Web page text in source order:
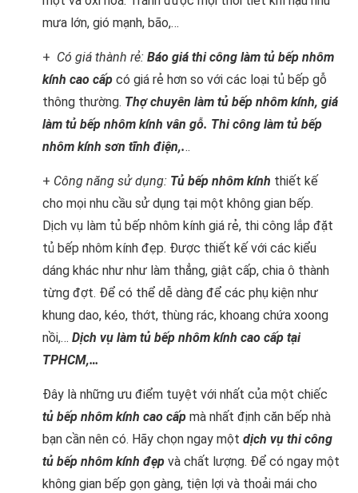
mưa lớn, gió mạnh, bão,…
+ Có giá thành rẻ: Báo giá thi công làm tủ bếp nhôm
kính cao cấp có giá rẻ hơn so với các loại tủ bếp gỗ
thông thường. Thợ chuyên làm tủ bếp nhôm kính, giá
làm tủ bếp nhôm kính vân gỗ. Thi công làm tủ bếp
nhôm kính sơn tĩnh điện,...
+ Công năng sử dụng: Tủ bếp nhôm kính thiết kế
cho mọi nhu cầu sử dụng tại một không gian bếp.
Dịch vụ làm tủ bếp nhôm kính giá rẻ, thi công lắp đặt
tủ bếp nhôm kính đẹp. Được thiết kế với các kiểu
dáng khác như như làm thẳng, giật cấp, chia ô thành
từng đợt. Để có thể dễ dàng để các phụ kiện như
khung dao, kéo, thớt, thùng rác, khoang chứa xoong
nồi,… Dịch vụ làm tủ bếp nhôm kính cao cấp tại
TPHCM,…
Đây là những ưu điểm tuyệt với nhất của một chiếc
tủ bếp nhôm kính cao cấp mà nhất định căn bếp nhà
bạn cần nên có. Hãy chọn ngay một dịch vụ thi công
tủ bếp nhôm kính đẹp và chất lượng. Để có ngay một
không gian bếp gọn gàng, tiện lợi và thoải mái cho